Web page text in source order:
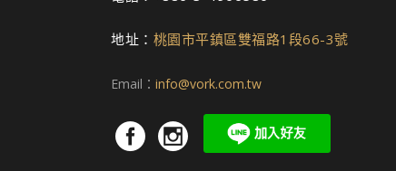
地址： 桃園市平鎮區雙福路1段66-3號
Email： info@vork.com.tw